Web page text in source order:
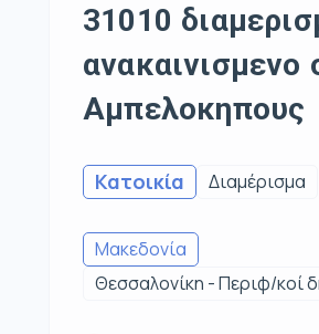
31010
ανακαινισμενο
Αμπελοκηπους
Κατοικία Διαμέρισμα
Μακεδονία
Θεσσαλονίκη - Περιφ/κοί